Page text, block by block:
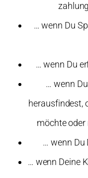
… wenn Du
… wenn Du
… wenn
herausfindest,
möchte oder
… wenn Du
… wenn Deine